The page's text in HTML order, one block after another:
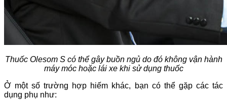
Thuốc Olesom S có thể gây buồn ngủ do đó không vận hành
máy móc hoặc lái xe khi sử dụng thuốc
Ở một số trường hợp hiếm khác, bạn có thể gặp các tác
dụng phụ như: